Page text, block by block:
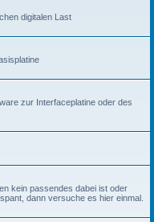
digitalen Last
zur Interfaceplatine oder des
kein passendes dabei ist oder
dann versuche es hier einmal.